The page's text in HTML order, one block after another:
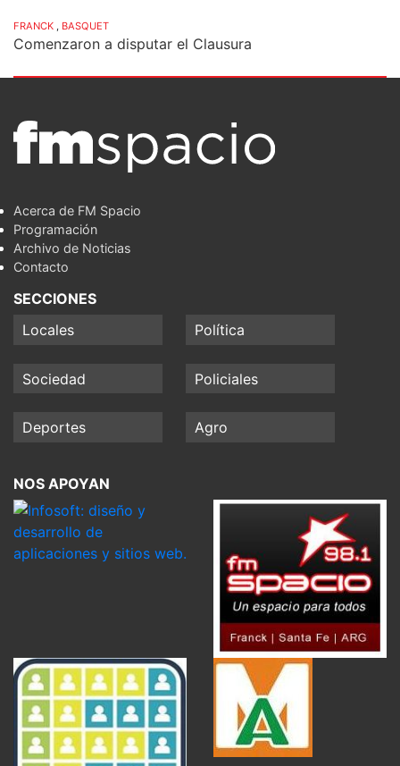
FRANCK , BASQUET
Comenzaron a disputar el Clausura
Acerca de FM Spacio
Programación
Archivo de Noticias
Contacto
SECCIONES
Locales
Política
Sociedad Policiales
Deportes Agro
NOS APOYAN